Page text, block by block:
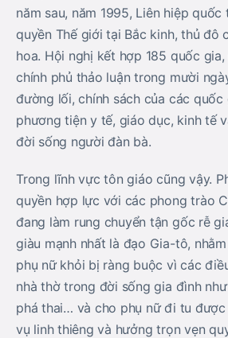
năm sau, năm 1995, Liên hiệp
quyền Thế giới tại Bắc kinh, thủ đô
hoa. Hội nghị kết hợp 185 quốc
chính phủ thảo luận trong mười
đường lối, chính sách của các quốc
phương tiện y tế, giáo dục, kinh tế
đời sống người đàn bà.
Trong lĩnh vực tôn giáo cũng vậy.
quyền hợp lực với các phong trào
đang làm rung chuyển tận gốc rễ
giàu mạnh nhất là đạo Gia-tô,
phụ nữ khỏi bị ràng buộc vì các
nhà thờ trong đời sống gia đình
phá thai… và cho phụ nữ đi tu
vụ linh thiêng và hưởng trọn vẹn